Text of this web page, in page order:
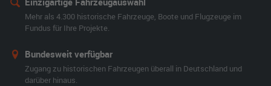
Mehr als 4.300 historische Fahrzeuge, Boote und Flugzeuge im
Fundus für Ihre Projekte.
Bundesweit verfügbar
Zugang zu historischen Fahrzeugen überall in Deutschland und
darüber hinaus.